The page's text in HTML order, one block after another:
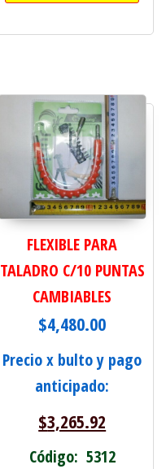
FLEXIBLE PARA
TALADRO C/10 PUNTAS
CAMBIABLES
$4,480.00
Precio x bulto y pago
anticipado:
$3,265.92
Código: 5312